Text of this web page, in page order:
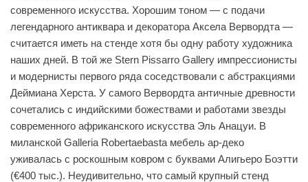
современного искусства. Хорошим тоном — с подачи
легендарного антиквара и декоратора Аксела Вервордта —
считается иметь на стенде хотя бы одну работу художника
наших дней. В той же Stern Pissarro Gallery импрессионисты
и модернисты первого ряда соседствовали с абстракциями
Деймиана Херста. У самого Вервордта античные древности
сочетались с индийскими божествами и работами звезды
современного африканского искусства Эль Анацуи. В
миланской Galleria Robertaebasta мебель ар-деко
уживалась с роскошным ковром с буквами Алигьеро Боэтти
(€400 тыс.). Неудивительно, что самый крупный стенд